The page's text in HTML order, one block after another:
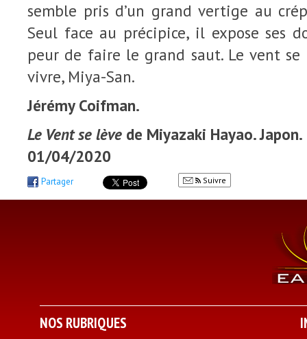
semble pris d’un grand vertige au
Seul face au précipice, il expose ses
peur de faire le grand saut. Le vent
vivre, Miya-San.
Jérémy Coifman.
Le Vent se lève de Miyazaki Hayao.
01/04/2020
Partager Suivre
NOS RUBRIQUES